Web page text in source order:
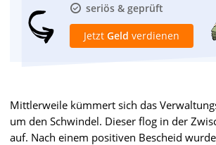
seriös & geprüft
Jetzt Geld verdienen
Mittlerweile kümmert sich das
um den Schwindel. Dieser flog in der
auf. Nach einem positiven Bescheid